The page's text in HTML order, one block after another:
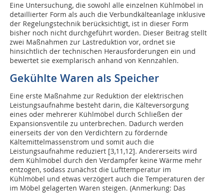
Eine Untersuchung, die sowohl alle einzelnen Kühlmöbel in
detaillierter Form als auch die Verbundkälteanlage inklusive
der Regelungstechnik berücksichtigt, ist in dieser Form
bisher noch nicht durchgeführt worden. Dieser Beitrag stellt
zwei Maßnahmen zur Lastreduktion vor, ordnet sie
hinsichtlich der technischen Herausforderungen ein und
bewertet sie exemplarisch anhand von Kennzahlen.
Gekühlte Waren als Speicher
Eine erste Maßnahme zur Reduktion der elektrischen
Leistungsaufnahme besteht darin, die Kälteversorgung
eines oder mehrerer Kühlmöbel durch Schließen der
Expansionsventile zu unterbrechen. Dadurch werden
einerseits der von den Verdichtern zu fördernde
Kältemittelmassenstrom und somit auch die
Leistungsaufnahme reduziert [3,11,12]. Andererseits wird
dem Kühlmöbel durch den Verdampfer keine Wärme mehr
entzogen, sodass zunächst die Lufttemperatur im
Kühlmöbel und etwas verzögert auch die Temperaturen der
im Möbel gelagerten Waren steigen. (Anmerkung: Das